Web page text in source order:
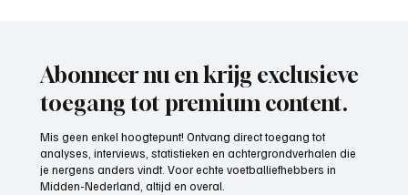
Abonneer nu en krijg exclusieve
toegang tot premium content.
Mis geen enkel hoogtepunt! Ontvang direct toegang tot
analyses, interviews, statistieken en achtergrondverhalen die
je nergens anders vindt. Voor echte voetballiefhebbers in
Midden-Nederland, altijd en overal.